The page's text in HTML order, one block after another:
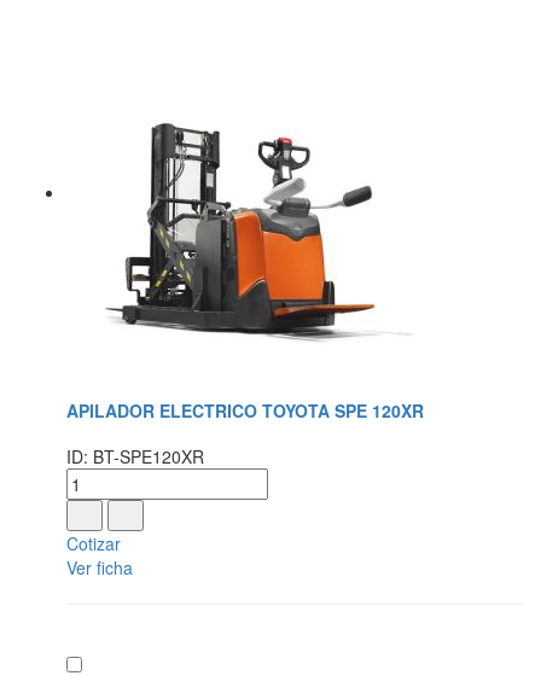
APILADOR ELECTRICO TOYOTA SPE 120XR
ID: BT-SPE120XR
Cotizar
Ver ficha